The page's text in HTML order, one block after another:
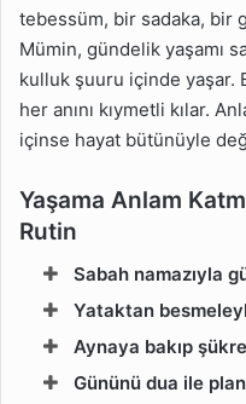
tebessüm, bir sadaka, bir
Mümin, gündelik yaşamı
kulluk şuuru içinde yaşar.
her anını kıymetli kılar.
içinse hayat bütünüyle
Yaşama Anlam
Rutin
Sabah namazıyla
Yataktan
Aynaya bakıp
Gününü dua ile